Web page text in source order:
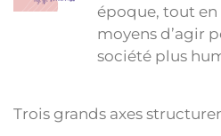
époque, tout en
moyens d’agir
société plus
Trois grands axes